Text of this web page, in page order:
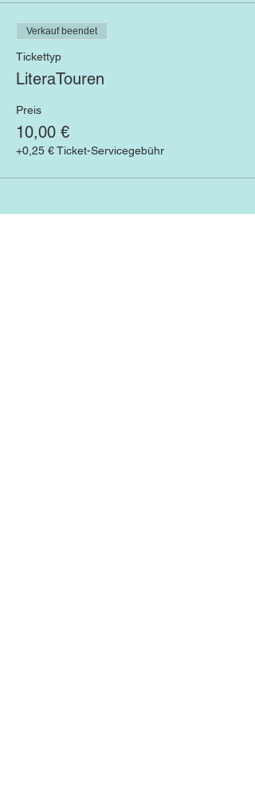
Verkauf beendet
Tickettyp
LiteraTouren
Preis
10,00 €
+0,25 € Ticket-Servicegebühr